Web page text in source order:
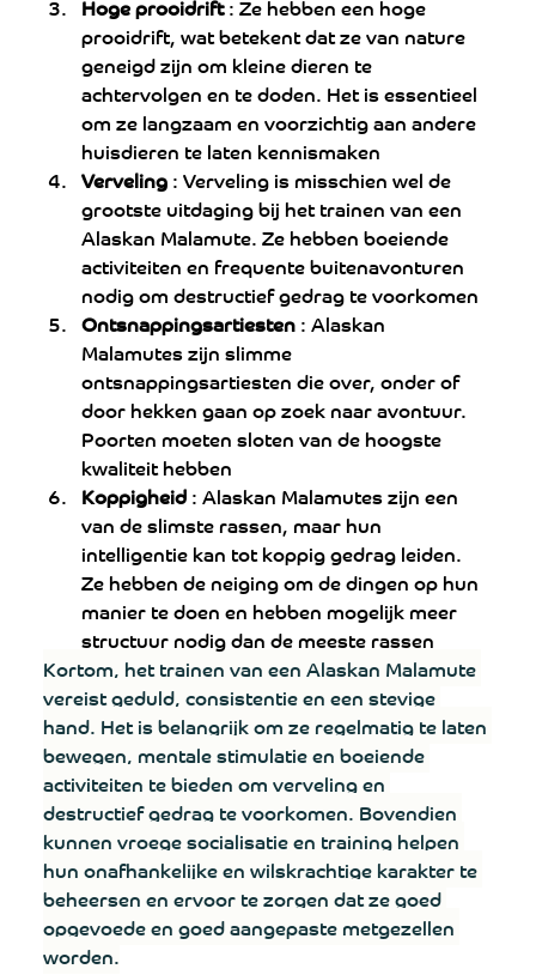
prooidrift, wat betekent dat ze van nature
geneigd zijn om kleine dieren te
achtervolgen en te doden. Het is essentieel
om ze langzaam en voorzichtig aan andere
huisdieren te laten kennismaken
Verveling : Verveling is misschien wel de
grootste uitdaging bij het trainen van een
Alaskan Malamute. Ze hebben boeiende
activiteiten en frequente buitenavonturen
nodig om destructief gedrag te voorkomen
Ontsnappingsartiesten : Alaskan
Malamutes zijn slimme
ontsnappingsartiesten die over, onder of
door hekken gaan op zoek naar avontuur.
Poorten moeten sloten van de hoogste
kwaliteit hebben
Koppigheid : Alaskan Malamutes zijn een
van de slimste rassen, maar hun
intelligentie kan tot koppig gedrag leiden.
Ze hebben de neiging om de dingen op hun
manier te doen en hebben mogelijk meer
structuur nodig dan de meeste rassen
Kortom, het trainen van een Alaskan Malamute
vereist geduld, consistentie en een stevige
hand. Het is belangrijk om ze regelmatig te laten
bewegen, mentale stimulatie en boeiende
activiteiten te bieden om verveling en
destructief gedrag te voorkomen. Bovendien
kunnen vroege socialisatie en training helpen
hun onafhankelijke en wilskrachtige karakter te
beheersen en ervoor te zorgen dat ze goed
opgevoede en goed aangepaste metgezellen
worden.